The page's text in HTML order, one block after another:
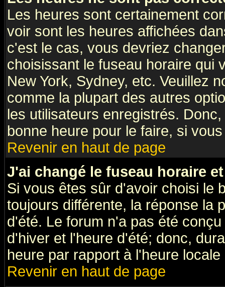
Les heures sont certainement
voir sont les heures affichées
c'est le cas, vous devriez
choisissant le fuseau horaire qui
New York, Sydney, etc. Veuillez
comme la plupart des autres
les utilisateurs enregistrés.
bonne heure pour le faire, si
Revenir en haut de page
J'ai changé le fuseau horaire
Si vous êtes sûr d'avoir choisi le
toujours différente, la réponse la
d'été. Le forum n'a pas été
d'hiver et l'heure d'été; donc,
heure par rapport à l'heure locale
Revenir en haut de page